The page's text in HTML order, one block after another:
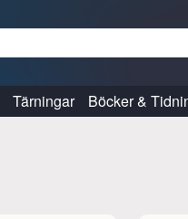
Tärningar Böcker &